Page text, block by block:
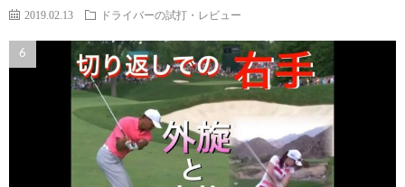
2019.02.13 ドライバーの試打・レビュー